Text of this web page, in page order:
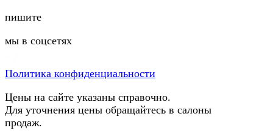
пишите
мы в соцсетях
Политика конфиденциальности
Цены на сайте указаны справочно.
Для уточнения цены обращайтесь в салоны
продаж.